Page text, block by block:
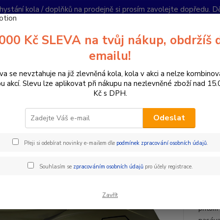
kola / doplňků na prodejně si prosím zavolejte dopředu.
Hledat
PO-
7IDP -
- SEVEN HELMA M1 ARMY
M1 -
přitom
Kč SLEVA na tvůj nákup, obdržíš
emailu!
se nevztahuje na již zlevněná kola, kola v akci a nelze
akcí. Slevu lze aplikovat při nákupu na nezlevněné zboží nad
Kč s DPH.
Odeslat
Přeji si odebírat novinky e-mailem dle podmínek zpracování osobních údajů.
Souhlasím se zpracováním osobních údajůpro účely registrace.
Zavřít